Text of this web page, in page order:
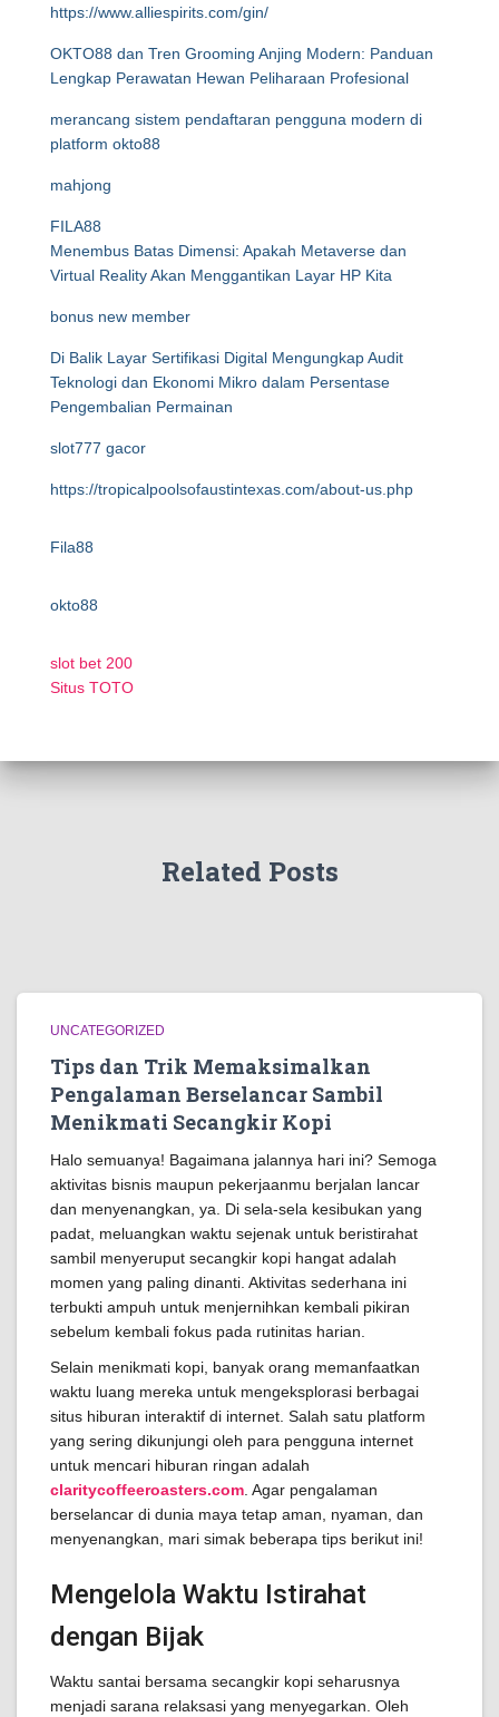
https://www.alliespirits.com/gin/
OKTO88 dan Tren Grooming Anjing Modern: Panduan
Lengkap Perawatan Hewan Peliharaan Profesional
merancang sistem pendaftaran pengguna modern di
platform okto88
mahjong
FILA88
Menembus Batas Dimensi: Apakah Metaverse dan
Virtual Reality Akan Menggantikan Layar HP Kita
bonus new member
Di Balik Layar Sertifikasi Digital Mengungkap Audit
Teknologi dan Ekonomi Mikro dalam Persentase
Pengembalian Permainan
slot777 gacor
https://tropicalpoolsofaustintexas.com/about-us.php
Fila88
okto88
slot bet 200
Situs TOTO
Related Posts
UNCATEGORIZED
Tips dan Trik Memaksimalkan
Pengalaman Berselancar Sambil
Menikmati Secangkir Kopi
Halo semuanya! Bagaimana jalannya hari ini? Semoga
aktivitas bisnis maupun pekerjaanmu berjalan lancar
dan menyenangkan, ya. Di sela-sela kesibukan yang
padat, meluangkan waktu sejenak untuk beristirahat
sambil menyeruput secangkir kopi hangat adalah
momen yang paling dinanti. Aktivitas sederhana ini
terbukti ampuh untuk menjernihkan kembali pikiran
sebelum kembali fokus pada rutinitas harian.
Selain menikmati kopi, banyak orang memanfaatkan
waktu luang mereka untuk mengeksplorasi berbagai
situs hiburan interaktif di internet. Salah satu platform
yang sering dikunjungi oleh para pengguna internet
untuk mencari hiburan ringan adalah
claritycoffeeroasters.com . Agar pengalaman
berselancar di dunia maya tetap aman, nyaman, dan
menyenangkan, mari simak beberapa tips berikut ini!
Mengelola Waktu Istirahat
dengan Bijak
Waktu santai bersama secangkir kopi seharusnya
menjadi sarana relaksasi yang menyegarkan. Oleh